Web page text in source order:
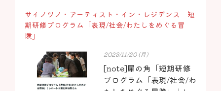
サイノツノ・アーティスト・イン・レジデンス 短
期研修プログラム「表現/社会/わたしをめぐる冒
険」
2023/11/20 (月)
[note]犀の角「短期研修
プログラム「表現/社会/わ